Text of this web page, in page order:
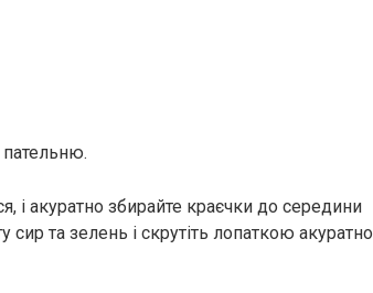
пательню.
і акуратно збирайте краєчки до середини
та зелень і скрутіть лопаткою акуратно